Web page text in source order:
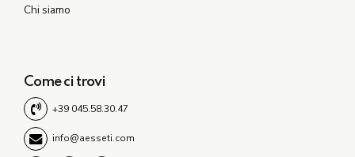
Chi siamo
Come ci trovi
+39 045.58.30.47
info@aesseti.com